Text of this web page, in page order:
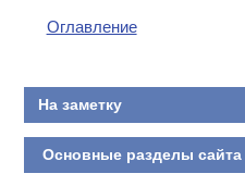
Оглавление
На заметку
Основные разделы сайта